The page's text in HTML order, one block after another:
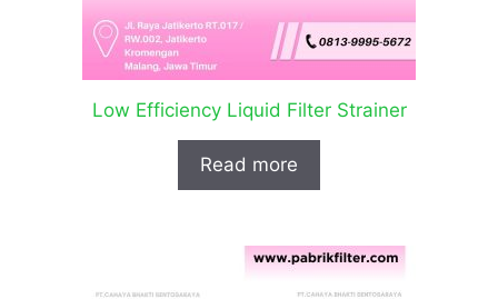
Low Efficiency Liquid Filter Strainer
Read more